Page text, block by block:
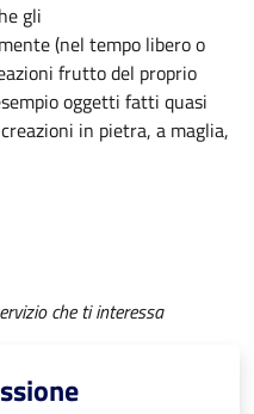
gli
(nel tempo libero o
frutto del proprio
oggetti fatti quasi
in pietra, a maglia,
che ti interessa